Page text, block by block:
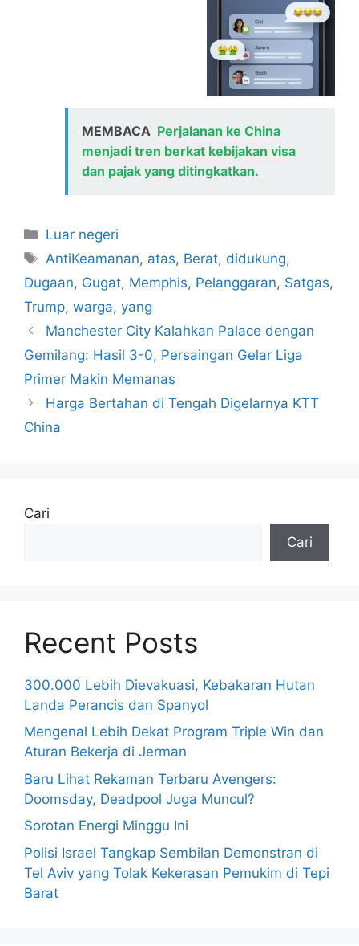
MEMBACA Perjalanan ke China
menjadi tren berkat kebijakan visa
dan pajak yang ditingkatkan.
Kategori
Luar negeri
Tag
AntiKeamanan, atas, Berat, didukung,
Dugaan, Gugat, Memphis, Pelanggaran, Satgas,
Trump, warga, yang
Manchester City Kalahkan Palace dengan
Gemilang: Hasil 3-0, Persaingan Gelar Liga
Primer Makin Memanas
Harga Bertahan di Tengah Digelarnya KTT
China
Cari
Cari
Recent Posts
300.000 Lebih Dievakuasi, Kebakaran Hutan
Landa Perancis dan Spanyol
Mengenal Lebih Dekat Program Triple Win dan
Aturan Bekerja di Jerman
Baru Lihat Rekaman Terbaru Avengers:
Doomsday, Deadpool Juga Muncul?
Sorotan Energi Minggu Ini
Polisi Israel Tangkap Sembilan Demonstran di
Tel Aviv yang Tolak Kekerasan Pemukim di Tepi
Barat